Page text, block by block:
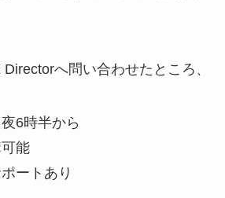
へ問い合わせたところ、
6時半から
能
ートあり